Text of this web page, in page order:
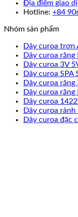
Địa điểm giao
Hotline: +84
Nhóm sản phẩm
Dây curoa trơn
Dây curoa răng
Dây curoa 3V
Dây curoa SPA
Dây curoa
Dây curoa răng
Dây curoa
Dây curoa rảnh
Dây curoa đặc